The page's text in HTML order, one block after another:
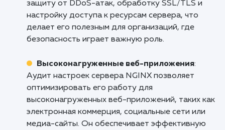
оптимизации вашего веб-сервера.
Кому подходит данный продукт?
Веб-разработка и хостинг: Аудит
сервера NGINX позволяет оптимизировать
конфигурацию сервера для улучшения
производительности веб-сайтов и
Он предлагает высокую